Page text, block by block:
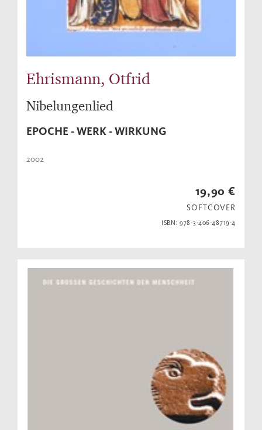
Ehrismann, Otfrid
Nibelungenlied
EPOCHE - WERK - WIRKUNG
2002
19,90 €
SOFTCOVER
ISBN: 978-3-406-48719-4